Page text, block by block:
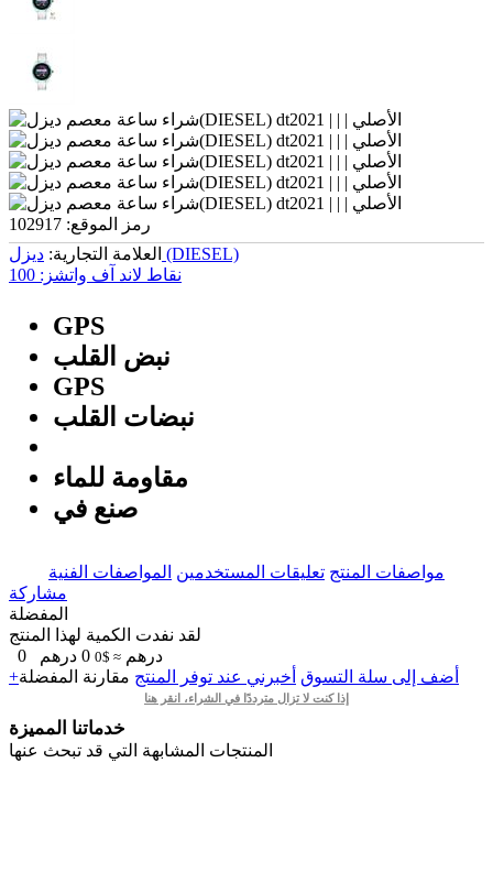
رمز الموقع: 102917
العلامة التجارية: دیزل (DIESEL)
نقاط لاند آف واتشز: 100
GPS
نبض القلب
GPS
نبضات القلب
مقاومة للماء
صنع في
مواصفات المنتج تعليقات المستخدمين المواصفات الفنية
مشاركة
المفضلة
لقد نفدت الكمية لهذا المنتج
0
درهم ≈ $0
0 درهم
+أضف إلى سلة التسوق أخبرني عند توفر المنتج مقارنة المفضلة
إذا كنت لا تزال مترددًا في الشراء، انقر هنا
خدماتنا المميزة
المنتجات المشابهة التي قد تبحث عنها